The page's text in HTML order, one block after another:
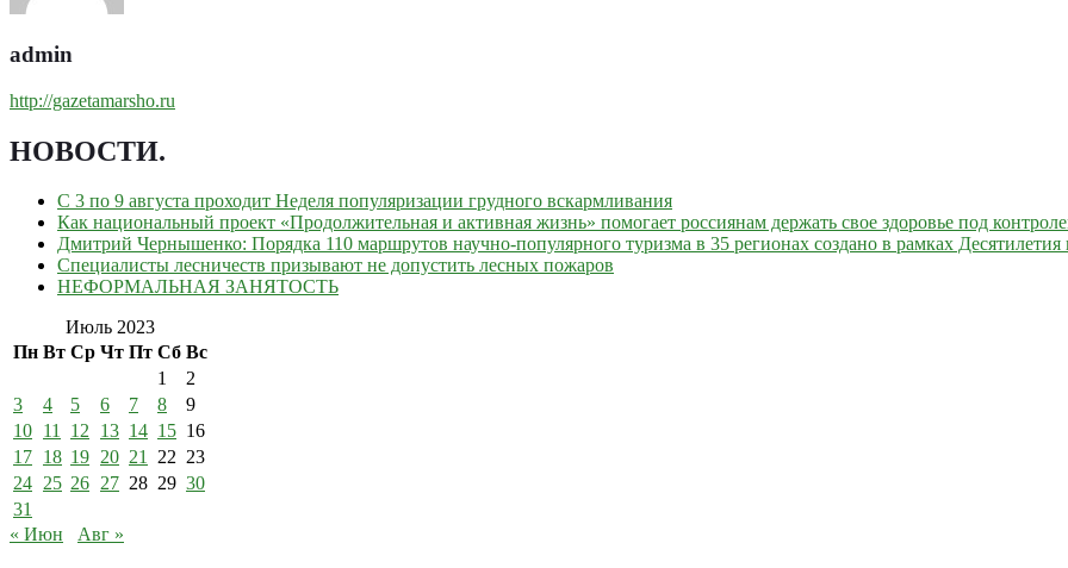
admin
http://gazetamarsho.ru
НОВОСТИ.
С 3 по 9 августа проходит Неделя популяризации грудного вскармливания
Как национальный проект «Продолжительная и активная жизнь» помогает россиянам держать свое здоровье под
Дмитрий Чернышенко: Порядка 110 маршрутов научно-популярного туризма в 35 регионах создано в рамках Десятилетия
Специалисты лесничеств призывают не допустить лесных пожаров
НЕФОРМАЛЬНАЯ ЗАНЯТОСТЬ
Июль 2023
Пн Вт Ср Чт Пт Сб Вс
1
2
3
4 5 6 7 8
9
10 11 12 13 14 15 16
17 18 19 20 21 22 23
24 25 26 27 28 29 30
31
« Июн
Авг »